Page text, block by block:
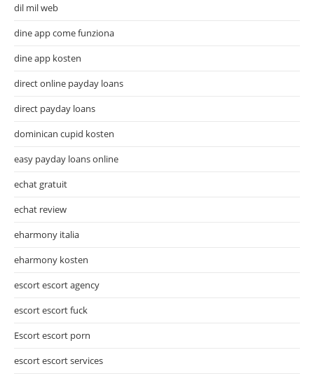
dil mil web
dine app come funziona
dine app kosten
direct online payday loans
direct payday loans
dominican cupid kosten
easy payday loans online
echat gratuit
echat review
eharmony italia
eharmony kosten
escort escort agency
escort escort fuck
Escort escort porn
escort escort services